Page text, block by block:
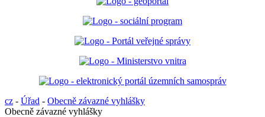
cz - Úřad - Obecně závazné vyhlášky
Obecně závazné vyhlášky